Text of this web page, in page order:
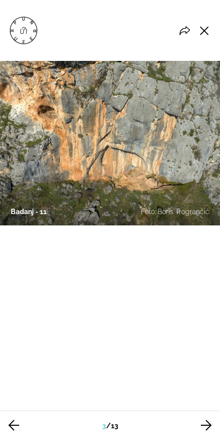
Badanj - 11 Foto: Boris Trogrančić
3/13